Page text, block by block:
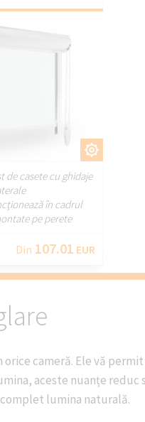
de casete cu ghidaje
în cadrul
pe perete
Din 107.01 EUR
cameră. Ele vă
aceste nuanțe
lumina naturală.